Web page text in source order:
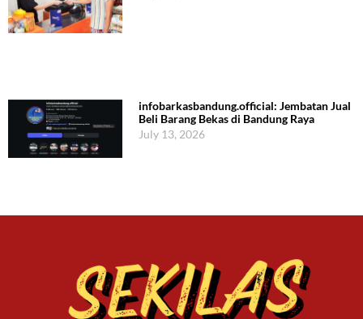
infobarkasbandung.official: Jembatan Jual
Beli Barang Bekas di Bandung Raya
July 13, 2026